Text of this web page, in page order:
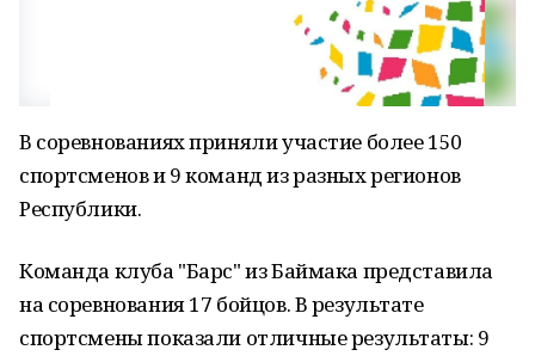
В соревнованиях приняли участие более 150
спортсменов и 9 команд из разных регионов
Республики.
Команда клуба "Барс" из Баймака представила
на соревнования 17 бойцов. В результате
спортсмены показали отличные результаты: 9